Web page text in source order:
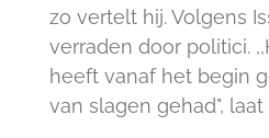
zo vertelt hij. Volgens
verraden door politici.
heeft vanaf het begin
van slagen gehad",